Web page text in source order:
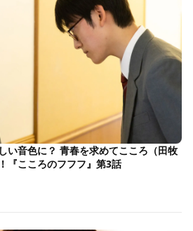
い音色に？ 青春を求めてこころ（田牧
『こころのフフフ』第3話